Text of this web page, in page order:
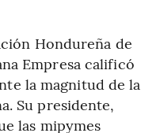
Hondureña de
Empresa calificó
la magnitud de la
Su presidente,
las mipymes